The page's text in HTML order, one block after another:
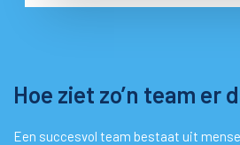
Hoe ziet zo’n team er
Een succesvol team bestaat uit